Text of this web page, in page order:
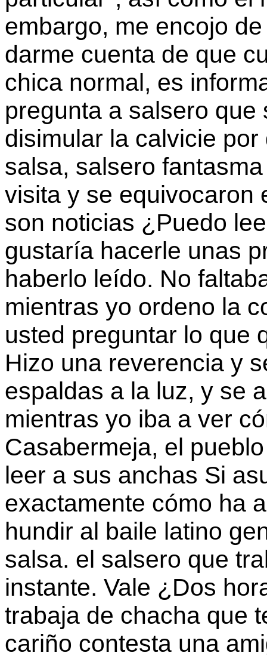
embargo, me encojo
darme cuenta de que
chica normal, es
pregunta a salsero
disimular la calvicie
salsa, salsero
visita y se equivocaron
son noticias ¿Puedo
gustaría hacerle unas
haberlo leído. No
mientras yo ordeno la
usted preguntar lo que
Hizo una reverencia y
espaldas a la luz, y se
mientras yo iba a ver
Casabermeja, el
leer a sus anchas Si
exactamente cómo ha
hundir al baile latino
salsa. el salsero que
instante. Vale ¿Dos
trabaja de chacha que
cariño contesta una